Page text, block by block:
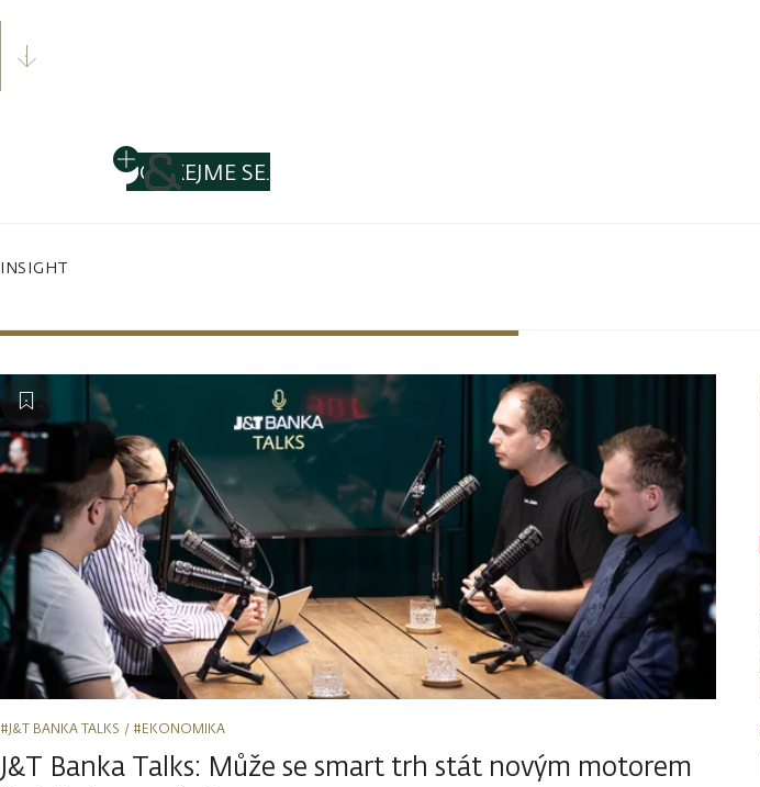
POTKEJME SE.
INSIGHT
#J&T BANKA TALKS #EKONOMIKA
J&T Banka Talks: Může se smart trh stát novým motorem